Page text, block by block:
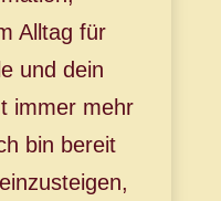
Alltag für
und dein
immer mehr
bin bereit